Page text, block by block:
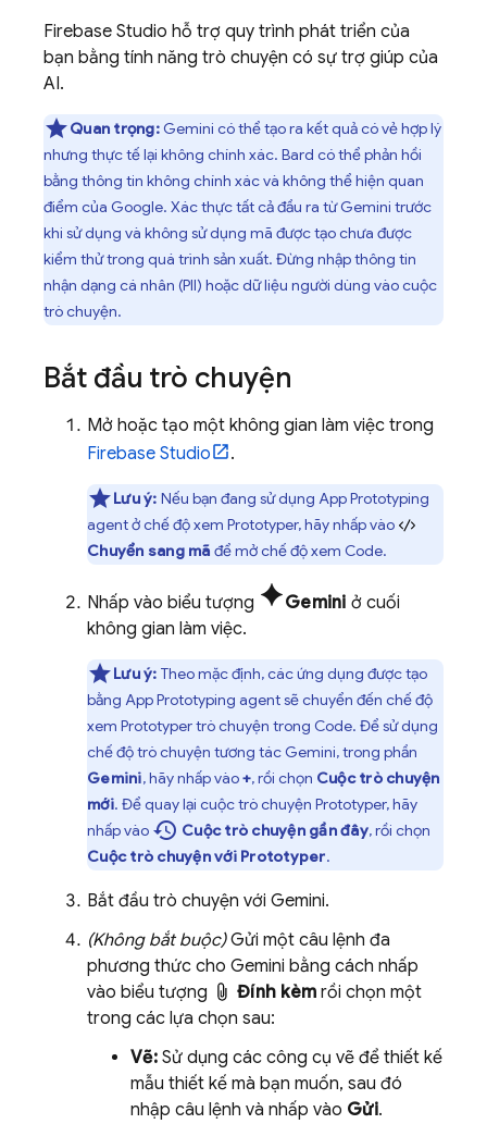
Firebase Studio hỗ trợ quy trình phát triển của
bạn bằng tính năng trò chuyện có sự trợ giúp của
AI.
Quan trọng: Gemini có thể tạo ra kết quả có vẻ hợp lý
nhưng thực tế lại không chính xác. Bard có thể phản hồi
bằng thông tin không chính xác và không thể hiện quan
điểm của Google. Xác thực tất cả đầu ra từ Gemini trước
khi sử dụng và không sử dụng mã được tạo chưa được
kiểm thử trong quá trình sản xuất. Đừng nhập thông tin
nhận dạng cá nhân (PII) hoặc dữ liệu người dùng vào cuộc
trò chuyện.
Bắt đầu trò chuyện
Mở hoặc tạo một không gian làm việc trong
Firebase Studio
.
Lưu ý: Nếu bạn đang sử dụng App Prototyping
agentở chế độ xem Prototyper, hãy nhấp vào
Chuyển sang mã để mở chế độ xem Code.
Nhấp vào biểu tượng sparkGemini ở cuối
không gian làm việc.
Lưu ý: Theo mặc định, các ứng dụng được tạo
bằng App Prototyping agentsẽ chuyển đến chế độ
xem Prototypertrò chuyện trong Code. Để sử dụng
chế độ trò chuyện tương tác Gemini, trong phần
Gemini, hãy nhấp vào+, rồi chọn Cuộc trò chuyện
mới. Để quay lại cuộc trò chuyện Prototyper, hãy
nhấp vào history Cuộc trò chuyện gần đây, rồi chọn
Cuộc trò chuyện với Prototyper.
Bắt đầu trò chuyện với Gemini.
(Không bắt buộc)Gửi một câu lệnh đa
phương thức cho Gemini bằng cách nhấp
vào biểu tượng
Đính kèm rồi chọn một
trong các lựa chọn sau:
Vẽ:Sử dụng các công cụ vẽ để thiết kế
mẫu thiết kế mà bạn muốn, sau đó
nhập câu lệnh và nhấp vào Gửi.